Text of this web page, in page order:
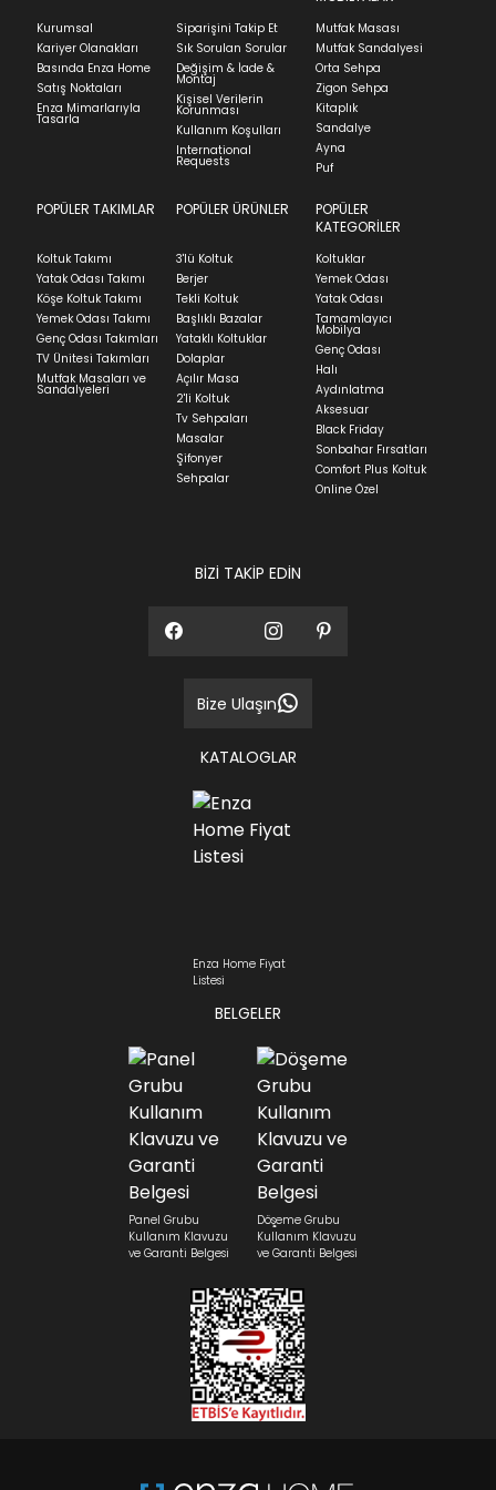
Ürünü iade etmek için, orijinal kutusuyla ve
faturasıyla birlikte göndermelisiniz.
İadenizin kabul edilmesi için, ürünün hasar
görmemiş, kurulumunun yapılmamış ve
kullanılmamış olması gerekmektedir.
İade ve Değişim bölümünü ziyaret ediniz.
Teslimat
Ev tekstili siparişlerinizin kargoya verilme süresi
ortalama 5-24 iş günüdür.
Yatak siparişlerinizin teslim süresi yaşadığınız şehre
ve ürünün stok durumuna göre ortalama 5-24 iş
günüdür.
Panel ve Döşeme grubu ürün siparişlerinizin teslim
süresi yaşadığınız şehre ve ürünün stok durumuna
göre ortalama 30-45 iş günüdür.
Siparişlerim bölümünden sürecinizi takip edebilirsiniz.
Sıkça Sorulan Sorularbölümünü ziyaret
Kurumsal
Kariyer Olanakları
Basında Enza Home
Satış Noktaları
Enza Mimarlarıyla
Tasarla
Siparişini Takip Et
Sık Sorulan Sorular
Değişim & İade &
Montaj
Kişisel Verilerin
Korunması
Kullanım Koşulları
International
Requests
Mutfak Masası
Mutfak Sandalyesi
Orta Sehpa
Zigon Sehpa
Kitaplık
Sandalye
Ayna
Puf
POPÜLER TAKIMLAR
Koltuk Takımı
Yatak Odası Takımı
Köşe Koltuk Takımı
Yemek Odası Takımı
Genç Odası Takımları
TV Ünitesi Takımları
Mutfak Masaları ve
Sandalyeleri
POPÜLER ÜRÜNLER
3'lü Koltuk
Berjer
Tekli Koltuk
Başlıklı Bazalar
Yataklı Koltuklar
Dolaplar
Açılır Masa
2'li Koltuk
Tv Sehpaları
Masalar
Şifonyer
Sehpalar
POPÜLER
KATEGORİLER
Koltuklar
Yemek Odası
Yatak Odası
Tamamlayıcı
Mobilya
Genç Odası
Halı
Aydınlatma
Aksesuar
Black Friday
Sonbahar Fırsatları
Comfort Plus Koltuk
Online Özel
BİZİ TAKİP EDİN
Bize Ulaşın
KATALOGLAR
Enza Home Fiyat
Listesi
BELGELER
Panel Grubu
Kullanım Klavuzu
ve Garanti Belgesi
Döşeme Grubu
Kullanım Klavuzu
ve Garanti Belgesi